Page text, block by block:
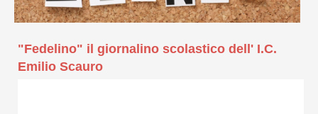
"Fedelino" il giornalino scolastico dell' I.C.
Emilio Scauro